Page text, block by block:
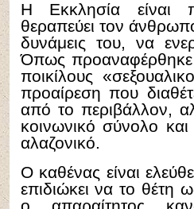
Η Εκκλησία είναι
θεραπεύει τον
δυνάμεις του, να
Όπως προαναφέρθηκε
ποικίλους
προαίρεση που
από το περιβάλλον,
κοινωνικό σύνολο
αλαζονικό.
Ο καθένας είναι
επιδιώκει να το θέτη